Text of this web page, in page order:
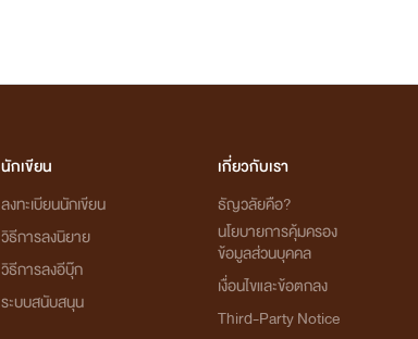
นักเขียน
ลงทะเบียนนักเขียน
วิธีการลงนิยาย
วิธีการลงอีบุ๊ก
ระบบสนับสนุน
เกี่ยวกับเรา
ธัญวลัยคือ?
นโยบายการคุ้มครอง
ข้อมูลส่วนบุคคล
เงื่อนไขและข้อตกลง
Third-Party Notice